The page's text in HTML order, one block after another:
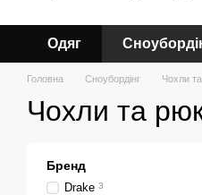
Одяг
Головна Сноубордiнг Чохли
Чохли та
Бренд
Drake 3